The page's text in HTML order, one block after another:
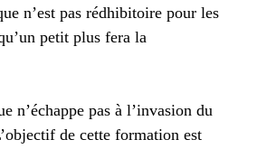
n’est pas rédhibitoire pour les
petit plus fera la
n’échappe pas à l’invasion du
de cette formation est